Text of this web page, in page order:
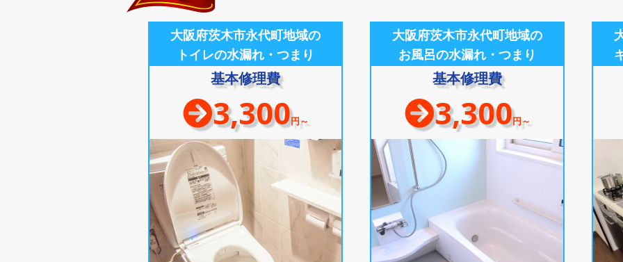
大阪府茨木市永代町地域の
トイレの水漏れ・つまり
基本修理費
3,300円～
大阪府茨木市永代町地域の
お風呂の水漏れ・つまり
基本修理費
3,300円～